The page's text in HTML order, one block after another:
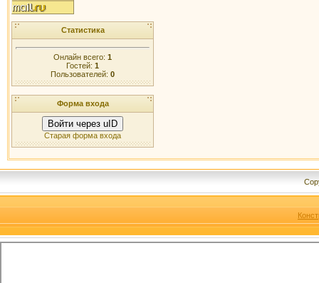
Статистика
Онлайн всего: 1
Гостей: 1
Пользователей: 0
Форма входа
Войти через uID
Старая форма входа